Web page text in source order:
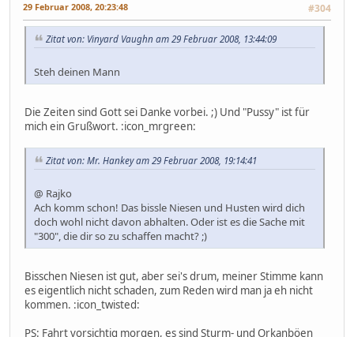
29 Februar 2008, 20:23:48 #304
Zitat von: Vinyard Vaughn am 29 Februar 2008, 13:44:09
Steh deinen Mann
Die Zeiten sind Gott sei Danke vorbei. ;) Und "Pussy" ist für
mich ein Grußwort. :icon_mrgreen:
Zitat von: Mr. Hankey am 29 Februar 2008, 19:14:41
@ Rajko
Ach komm schon! Das bissle Niesen und Husten wird dich
doch wohl nicht davon abhalten. Oder ist es die Sache mit
"300", die dir so zu schaffen macht? ;)
Bisschen Niesen ist gut, aber sei's drum, meiner Stimme kann
es eigentlich nicht schaden, zum Reden wird man ja eh nicht
kommen. :icon_twisted:
PS: Fahrt vorsichtig morgen, es sind Sturm- und Orkanböen